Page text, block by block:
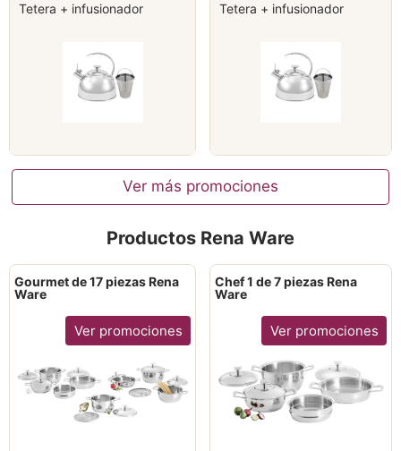
Tetera + infusionador
Tetera + infusionador
Ver más promociones
Productos Rena Ware
Gourmet de 17 piezas Rena
Ware
Ver promociones
Chef 1 de 7 piezas Rena
Ware
Ver promociones